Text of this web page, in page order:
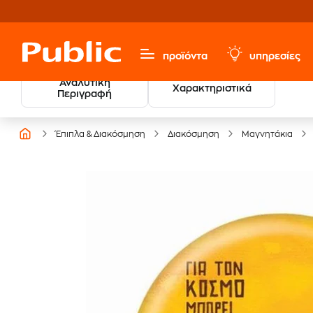
προϊόντα υπηρεσίες
Αναλυτική
Περιγραφή
Χαρακτηριστικά
Έπιπλα & Διακόσμηση Διακόσμηση Μαγνητάκια